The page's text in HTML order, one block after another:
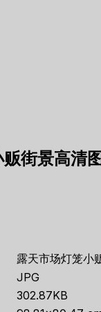
街景高清
露天市场灯笼小
JPG
302.87KB